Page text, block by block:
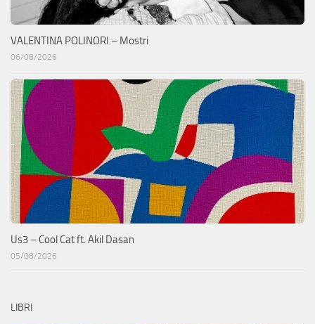
VALENTINA POLINORI – Mostri
06/08/2026
Us3 – Cool Cat ft. Akil Dasan
05/08/2026
LIBRI